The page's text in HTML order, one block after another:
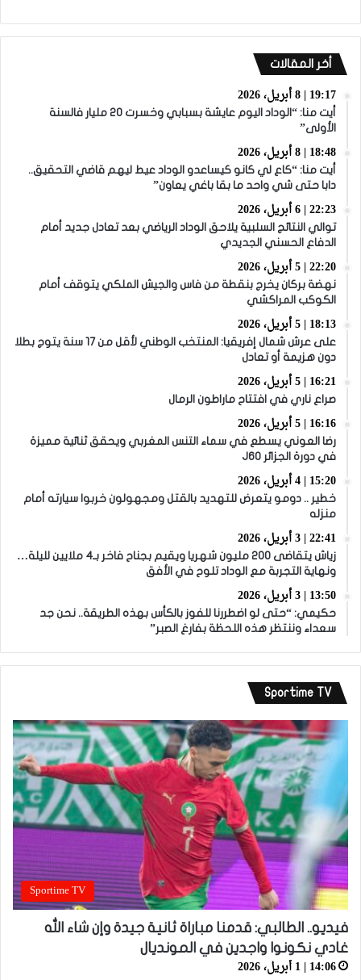
أخر المقالات
19:17 | 8 أبريل، 2026
أيت منا: “الوداد اليوم عايشة بسبابي وخسرت 20 مليار فالسنة
الأولى”
18:48 | 8 أبريل، 2026
أيت منا: “كاع لي كانو كيساعدو الوداد عيط ليهم قاضي التحقيق..
دابا حتى شي واحد ما بقا باغي يعاون”
22:23 | 6 أبريل، 2026
توالي النتائج السلبية يلاحق الوداد الرياضي بعد تعادل جديد أمام
الدفاع الحسني الجديدي
22:20 | 5 أبريل، 2026
نهضة بركان يخرج بنقطة من فاس والجيش الملكي يتوقف أمام
الكوكب المراكشي
18:13 | 5 أبريل، 2026
على عرش شمال إفريقيا: المنتخب الوطني لأقل من 17 سنة يتوج بطلا
دون هزيمة أو تعادل
16:21 | 5 أبريل، 2026
صراع ناري في افتتاح ماراطون الرمال
16:16 | 5 أبريل، 2026
رضا العوني يسطع في سماء التنس المغربي ويحقق ثنائية مميزة
في دورة الجزائر J60
15:20 | 4 أبريل، 2026
خطير .. دومو يتعرض للتهديد بالقتل ومجهولون خربوا سيارته أمام
منزله
22:41 | 3 أبريل، 2026
زياش يتقاضى 200 مليون شهريا ويقيم بجناح فاخر بـ4 ملايين لليلة…
ونهاية التجربة مع الوداد تلوح في الأفق
13:50 | 3 أبريل، 2026
حكيمي: “حتى لو اضطررنا للفوز بالكأس بهذه الطريقة.. نحن جد
سعداء وننتظر هذه اللحظة بفارغ الصبر”
Sportime TV
Sportime TV
فيديو.. الطالبي: قدمنا مباراة ثانية جيدة وإن شاء الله
غادي نكونوا واجدين في المونديال
14:06 | 1 أبريل، 2026